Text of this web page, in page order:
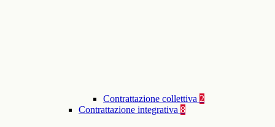
Contrattazione collettiva 2
Contrattazione integrativa 8